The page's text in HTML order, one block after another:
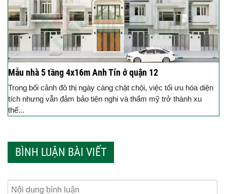
Mẫu nhà 5 tầng 4x16m Anh Tín ở quận 12
Trong bối cảnh đô thị ngày càng chật chội, việc tối ưu hóa diện
tích nhưng vẫn đảm bảo tiện nghi và thẩm mỹ trở thành xu
thế...
BÌNH LUẬN BÀI VIẾT